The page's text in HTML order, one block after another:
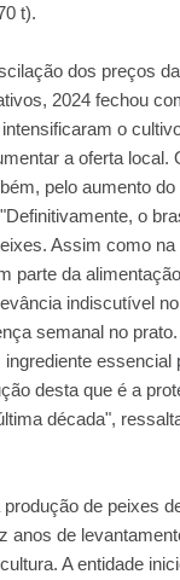
t).
dos preços
2024 fechou
o
a oferta local.
pelo aumento
o
Assim como na
parte da
indiscutível
semanal no
essencial
desta que é a
década",
de peixes
anos de
A entidade